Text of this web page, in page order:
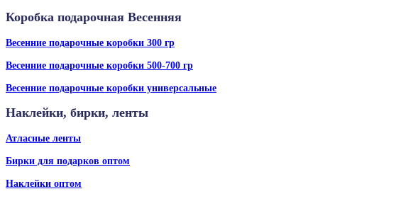
Коробка подарочная Весенняя
Весенние подарочные коробки 300 гр
Весенние подарочные коробки 500-700 гр
Весенние подарочные коробки универсальные
Наклейки, бирки, ленты
Атласные ленты
Бирки для подарков оптом
Наклейки оптом